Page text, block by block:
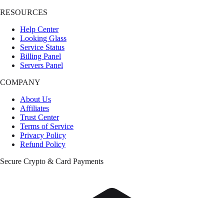
RESOURCES
Help Center
Looking Glass
Service Status
Billing Panel
Servers Panel
COMPANY
About Us
Affiliates
Trust Center
Terms of Service
Privacy Policy
Refund Policy
Secure Crypto & Card Payments